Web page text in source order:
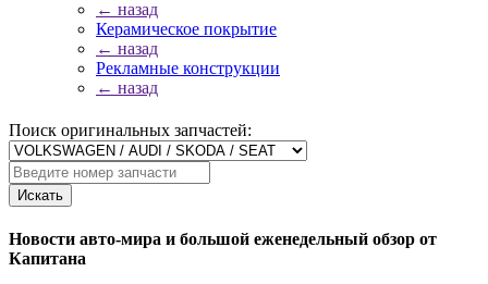
← назад
Керамическое покрытие
← назад
Рекламные конструкции
← назад
Поиск оригинальных запчастей:
Искать
Новости авто-мира и большой еженедельный обзор от
Капитана